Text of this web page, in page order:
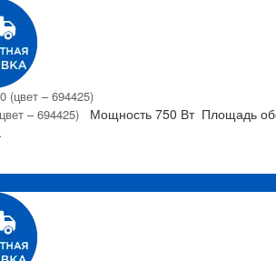
– 694425) Мощность 750 Вт Площадь